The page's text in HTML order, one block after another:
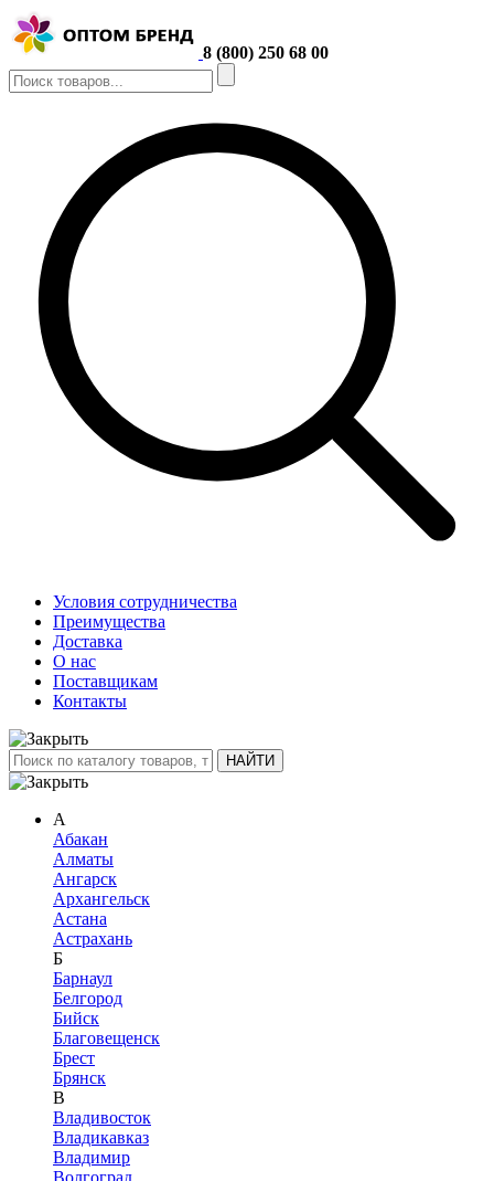
8 (800) 250 68 00
Условия сотрудничества
Преимущества
Доставка
О нас
Поставщикам
Контакты
А
Абакан
Алматы
Ангарск
Архангельск
Астана
Астрахань
Б
Барнаул
Белгород
Бийск
Благовещенск
Брест
Брянск
В
Владивосток
Владикавказ
Владимир
Волгоград